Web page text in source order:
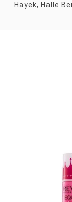
Hayek, Halle